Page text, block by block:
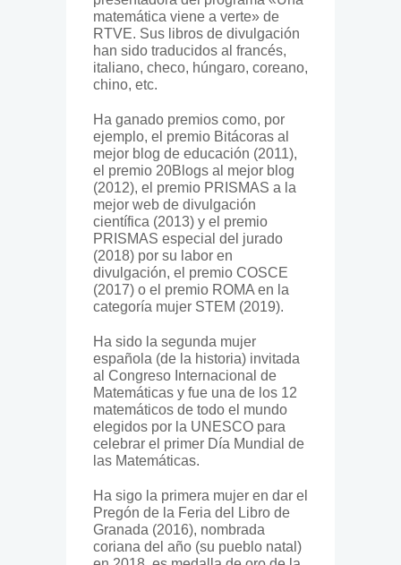
matemática viene a verte» de
RTVE. Sus libros de divulgación
han sido traducidos al francés,
italiano, checo, húngaro, coreano,
chino, etc.
Ha ganado premios como, por
ejemplo, el premio Bitácoras al
mejor blog de educación (2011),
el premio 20Blogs al mejor blog
(2012), el premio PRISMAS a la
mejor web de divulgación
científica (2013) y el premio
PRISMAS especial del jurado
(2018) por su labor en
divulgación, el premio COSCE
(2017) o el premio ROMA en la
categoría mujer STEM (2019).
Ha sido la segunda mujer
española (de la historia) invitada
al Congreso Internacional de
Matemáticas y fue una de los 12
matemáticos de todo el mundo
elegidos por la UNESCO para
celebrar el primer Día Mundial de
las Matemáticas.
Ha sigo la primera mujer en dar el
Pregón de la Feria del Libro de
Granada (2016), nombrada
coriana del año (su pueblo natal)